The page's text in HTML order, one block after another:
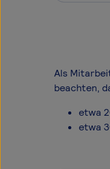
Als
beachten,
etwa
etwa